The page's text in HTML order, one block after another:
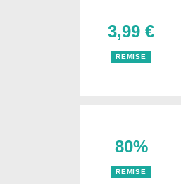
3,99 €
REMISE
80%
REMISE